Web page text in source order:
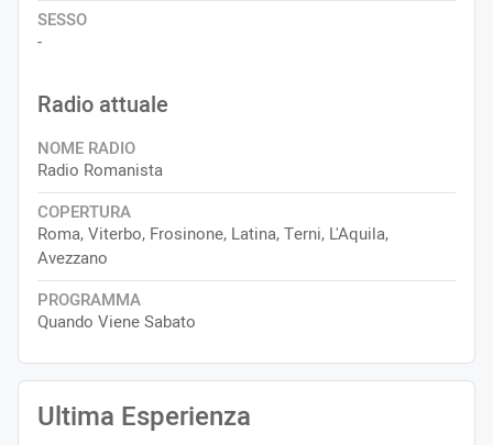
SESSO
-
Radio attuale
NOME RADIO
Radio Romanista
COPERTURA
Roma, Viterbo, Frosinone, Latina, Terni, L'Aquila,
Avezzano
PROGRAMMA
Quando Viene Sabato
Ultima Esperienza